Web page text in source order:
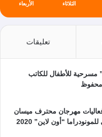
الثلاثاء الأربعاء
تعليقات
مسرحية للأطفال للكاتب
مهرجان محترف ميسان
المسرحي الدولي للمونودراما “أون لاين” 2020